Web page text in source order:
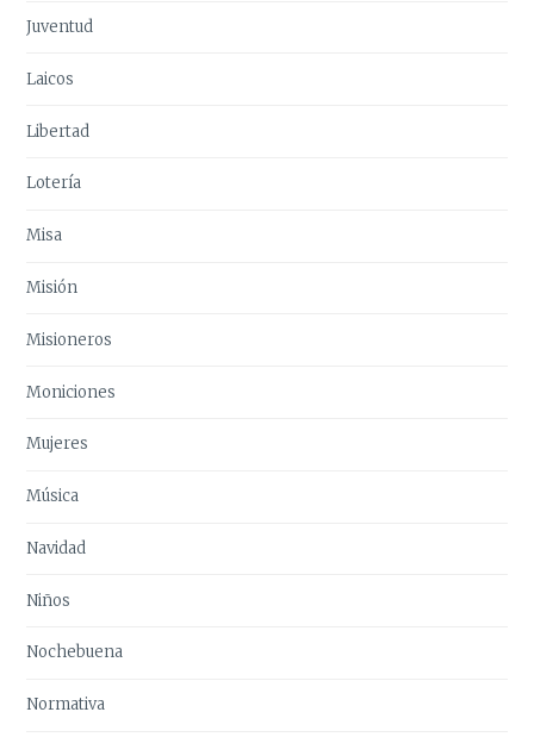
Juventud
Laicos
Libertad
Lotería
Misa
Misión
Misioneros
Moniciones
Mujeres
Música
Navidad
Niños
Nochebuena
Normativa